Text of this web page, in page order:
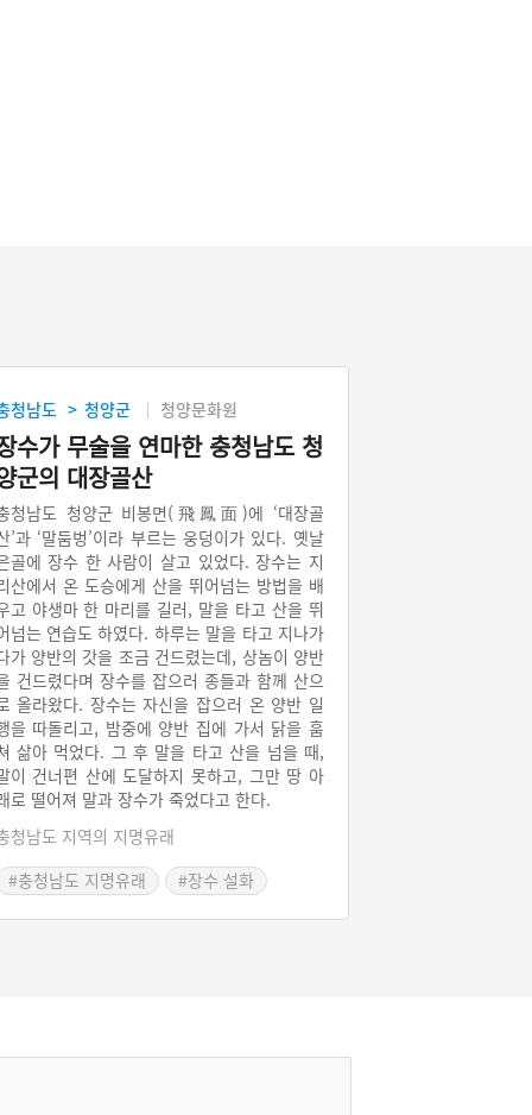
청남도 > 청양군 청양문화원
수가 무술을 연마한 충청남도 청
군의 대장골산
청남도 청양군 비봉면(飛鳳面)에 ‘대장골
’과 ‘말둠벙’이라 부르는 웅덩이가 있다. 옛날
골에 장수 한 사람이 살고 있었다. 장수는 지
산에서 온 도승에게 산을 뛰어넘는 방법을 배
고 야생마 한 마리를 길러, 말을 타고 산을 뛰
넘는 연습도 하였다. 하루는 말을 타고 지나가
가 양반의 갓을 조금 건드렸는데, 상놈이 양반
건드렸다며 장수를 잡으러 종들과 함께 산으
올라왔다. 장수는 자신을 잡으러 온 양반 일
을 따돌리고, 밤중에 양반 집에 가서 닭을 훔
삶아 먹었다. 그 후 말을 타고 산을 넘을 때,
이 건너편 산에 도달하지 못하고, 그만 땅 아
로 떨어져 말과 장수가 죽었다고 한다.
청남도 지역의 지명유래
#충청남도 지명유래
#장수 설화